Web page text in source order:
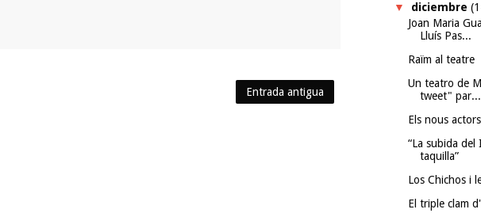
Entrada antigua
▼ diciembre
Joan Maria
Lluís Pas...
Raïm al teatre
Un teatro de
tweet" par...
Els nous
“La subida del
taquilla”
Los Chichos i
El triple clam